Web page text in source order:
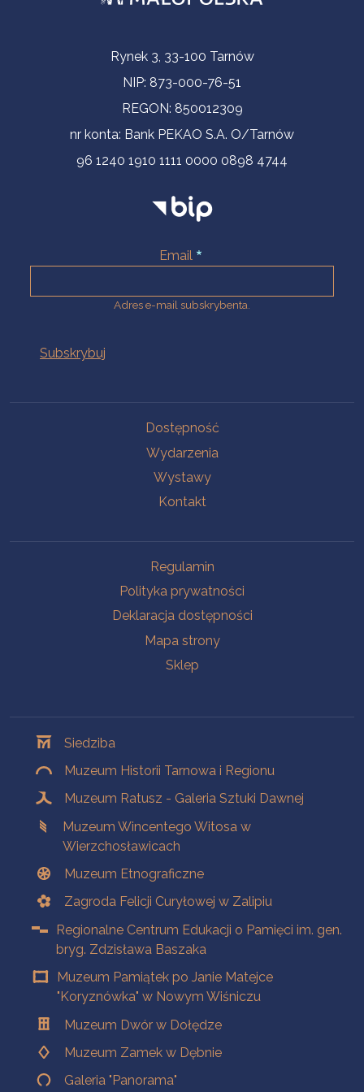
Informacje kontaktoweRynek 3, 33-100 Tarnów
NIP: 873-000-76-51
REGON: 850012309
nr konta: Bank PEKAO S.A. O/Tarnów
96 1240 1910 1111 0000 0898 4744
Email
Adres e-mail subskrybenta.
Dostępność
Wydarzenia
Wystawy
Kontakt
Regulamin
Polityka prywatności
Deklaracja dostępności
Mapa strony
Sklep
Siedziba
Muzeum Historii Tarnowa i Regionu
Muzeum Ratusz - Galeria Sztuki Dawnej
Muzeum Wincentego Witosa w
Wierzchosławicach
Muzeum Etnograficzne
Zagroda Felicji Curyłowej w Zalipiu
Regionalne Centrum Edukacji o Pamięci im. gen.
bryg. Zdzisława Baszaka
Muzeum Pamiątek po Janie Matejce
"Koryznówka" w Nowym Wiśniczu
Muzeum Dwór w Dołędze
Muzeum Zamek w Dębnie
Galeria "Panorama"